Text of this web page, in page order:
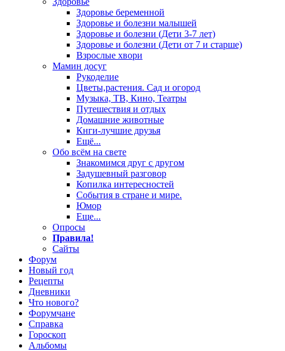
Здоровье беременной
Здоровье и болезни малышей
Здоровье и болезни (Дети 3-7 лет)
Здоровье и болезни (Дети от 7 и старше)
Взрослые хвори
Мамин досуг
Рукоделие
Цветы,растения. Сад и огород
Музыка, ТВ, Кино, Театры
Путешествия и отдых
Домашние животные
Кнги-лучшие друзья
Ещё...
Обо всём на свете
Знакомимся друг с другом
Задушевный разговор
Копилка интересностей
События в стране и мире.
Юмор
Еще...
Опросы
Правила!
Сайты
Форум
Новый год
Рецепты
Дневники
Что нового?
Форумчане
Справка
Гороскоп
Альбомы